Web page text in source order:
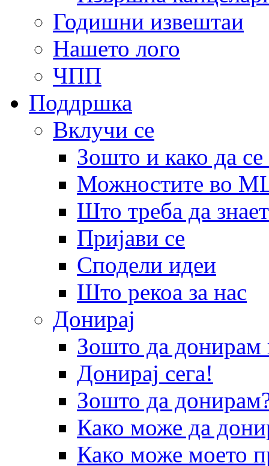
Годишни извештаи
Нашето лого
ЧПП
Поддршка
Вклучи се
Зошто и како да
Можностите во
Што треба да
Пријави се
Сподели идеи
Што рекоа за нас
Донирај
Зошто да
Донирај сега!
Зошто да
Како може да
Како може моето